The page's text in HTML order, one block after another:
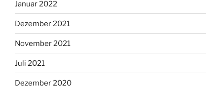
Januar 2022
Dezember 2021
November 2021
Juli 2021
Dezember 2020